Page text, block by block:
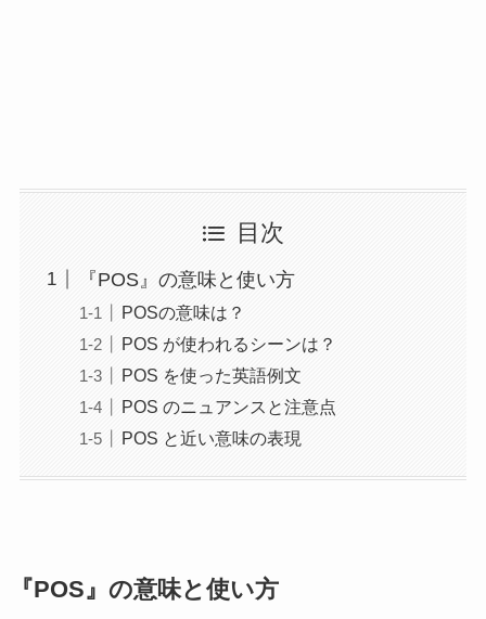
目次
『POS』の意味と使い方
POSの意味は？
POS が使われるシーンは？
POS を使った英語例文
POS のニュアンスと注意点
POS と近い意味の表現
『POS』の意味と使い方